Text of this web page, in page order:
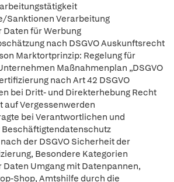
Sanktionen Verarbeitung
für Werbung
nach DSGVO Auskunftsrecht
Marktortprinzip: Regelung für
Maßnahmenplan „DSGVO
nach Art 42 DSGVO
bei Dritt- und Direkterhebung Recht
auf Vergessenwerden
bei Verantwortlichen und
der DSGVO Sicherheit der
Besondere Kategorien
Umgang mit Datenpannen,
Shop, Amtshilfe durch die